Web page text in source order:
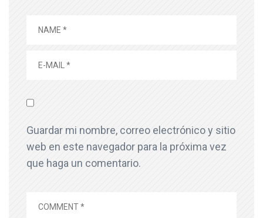
Guardar mi nombre, correo electrónico y sitio
web en este navegador para la próxima vez
que haga un comentario.